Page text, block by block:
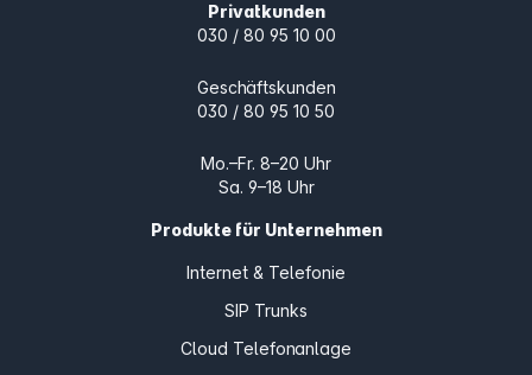
Privatkunden
030 / 80 95 10 00
Geschäftskunden
030 / 80 95 10 50
Mo.–Fr. 8–20 Uhr
Sa. 9–18 Uhr
Produkte für Unternehmen
Internet & Telefonie
SIP Trunks
Cloud Telefonanlage